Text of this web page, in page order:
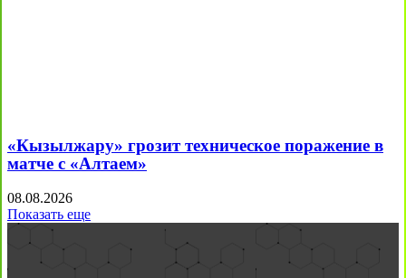
«Кызылжару» грозит техническое поражение в
матче с «Алтаем»
08.08.2026
Показать еще